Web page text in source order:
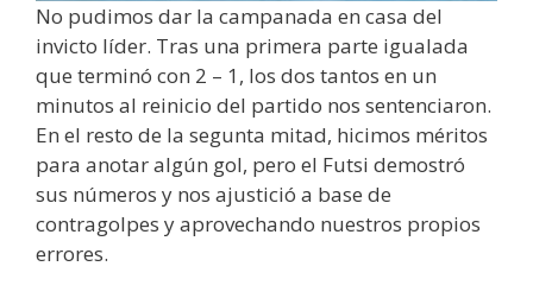
No pudimos dar la campanada en casa del
invicto líder. Tras una primera parte igualada
que terminó con 2 – 1, los dos tantos en un
minutos al reinicio del partido nos sentenciaron.
En el resto de la segunta mitad, hicimos méritos
para anotar algún gol, pero el Futsi demostró
sus números y nos ajustició a base de
contragolpes y aprovechando nuestros propios
errores.